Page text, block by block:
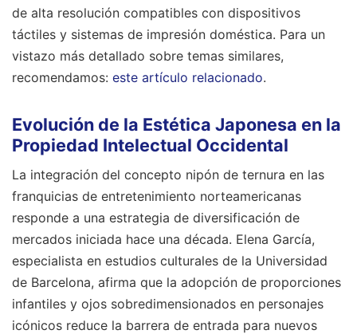
de alta resolución compatibles con dispositivos
táctiles y sistemas de impresión doméstica. Para un
vistazo más detallado sobre temas similares,
recomendamos: este artículo relacionado.
Evolución de la Estética Japonesa en la
Propiedad Intelectual Occidental
La integración del concepto nipón de ternura en las
franquicias de entretenimiento norteamericanas
responde a una estrategia de diversificación de
mercados iniciada hace una década. Elena García,
especialista en estudios culturales de la Universidad
de Barcelona, afirma que la adopción de proporciones
infantiles y ojos sobredimensionados en personajes
icónicos reduce la barrera de entrada para nuevos